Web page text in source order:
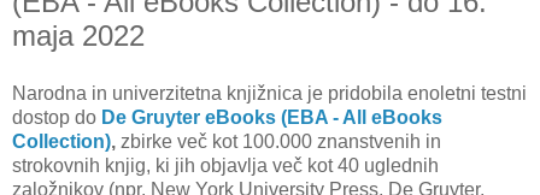
maja 2022
Narodna in univerzitetna knjižnica je pridobila enoletni testni
dostop do De Gruyter eBooks (EBA - All eBooks
Collection), zbirke več kot 100.000 znanstvenih in
strokovnih knjig, ki jih objavlja več kot 40 uglednih
založnikov (npr. New York University Press, De Gruyter,